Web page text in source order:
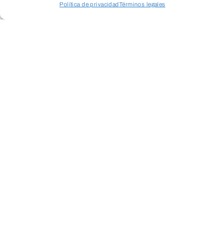
Política de privacidadTérminos legales
narrativo, a modo de pequeño cuento o